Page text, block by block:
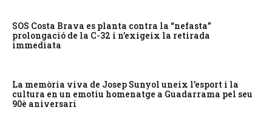
SOS Costa Brava es planta contra la “nefasta”
prolongació de la C-32 i n’exigeix la retirada
immediata
La memòria viva de Josep Sunyol uneix l’esport i la
cultura en un emotiu homenatge a Guadarrama pel seu
90è aniversari